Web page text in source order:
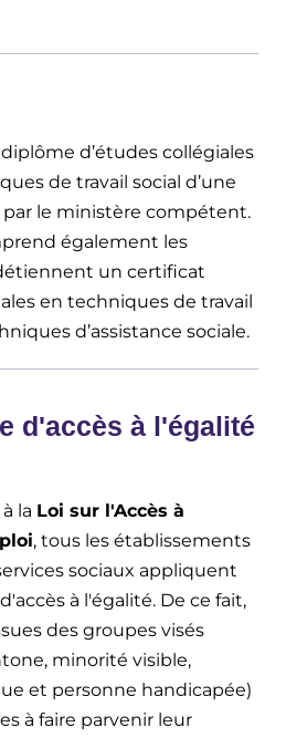
d’études collégiales
de travail social d’une
le ministère compétent.
également les
un certificat
en techniques de travail
d’assistance sociale.
d'accès à l'égalité
la Loi sur l'Accès à
, tous les établissements
sociaux appliquent
à l'égalité. De ce fait,
des groupes visés
minorité visible,
et personne handicapée)
à faire parvenir leur